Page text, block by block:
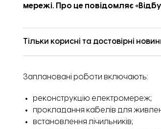
мережі. Про це повідомляє «
Тільки корисні та достовірні
Заплановані роботи включають:
реконструкцію електромереж;
прокладання кабелів для
встановлення лічильників;